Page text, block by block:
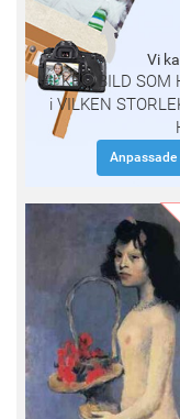
Vi
VILKEN BILD SOM
i VILKEN
Anpassade